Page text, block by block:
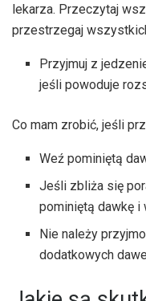
lekarza. Przeczytaj
przestrzegaj
Przyjmuj z
jeśli powoduje
Co mam zrobić, jeśli
Weź pominiętą
Jeśli zbliża się
pominiętą dawkę i
Nie należy
dodatkowych